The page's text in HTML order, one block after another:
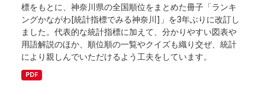
標をもとに、神奈川県の全国順位をまとめた冊子「ランキ
ングかながわ[統計指標でみる神奈川]」を3年ぶりに改訂し
ました。代表的な統計指標に加えて、分かりやすい図表や
用語解説のほか、順位順の一覧やクイズも織り交ぜ、統計
により親しんでいただけるよう工夫をしています。
PDF